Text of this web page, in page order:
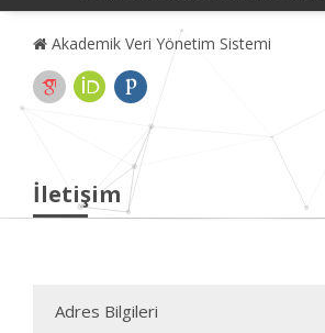
Akademik Veri Yönetim Sistemi
İletişim
Adres Bilgileri